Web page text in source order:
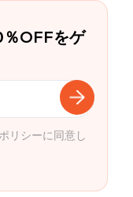
OFFをゲ
リシーに同意し